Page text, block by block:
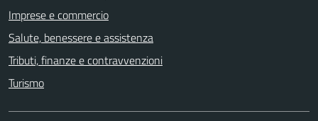
Imprese e commercio
Salute, benessere e assistenza
Tributi, finanze e contravvenzioni
Turismo